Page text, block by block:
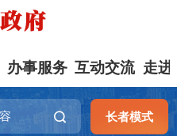
办事服务 互动交流 走进
长者模式